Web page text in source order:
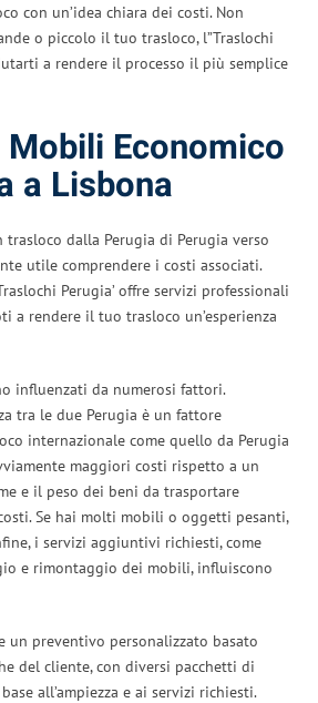
con un’idea chiara dei costi. Non
o piccolo il tuo trasloco, l”Traslochi
a rendere il processo il più semplice
Economico
a Lisbona
dalla Perugia di Perugia verso
utile comprendere i costi associati.
Perugia’ offre servizi professionali
a rendere il tuo trasloco un’esperienza
influenzati da numerosi fattori.
tra le due Perugia è un fattore
internazionale come quello da Perugia
maggiori costi rispetto a un
e il peso dei beni da trasportare
Se hai molti mobili o oggetti pesanti,
i servizi aggiuntivi richiesti, come
e rimontaggio dei mobili, influiscono
un preventivo personalizzato basato
del cliente, con diversi pacchetti di
all’ampiezza e ai servizi richiesti.